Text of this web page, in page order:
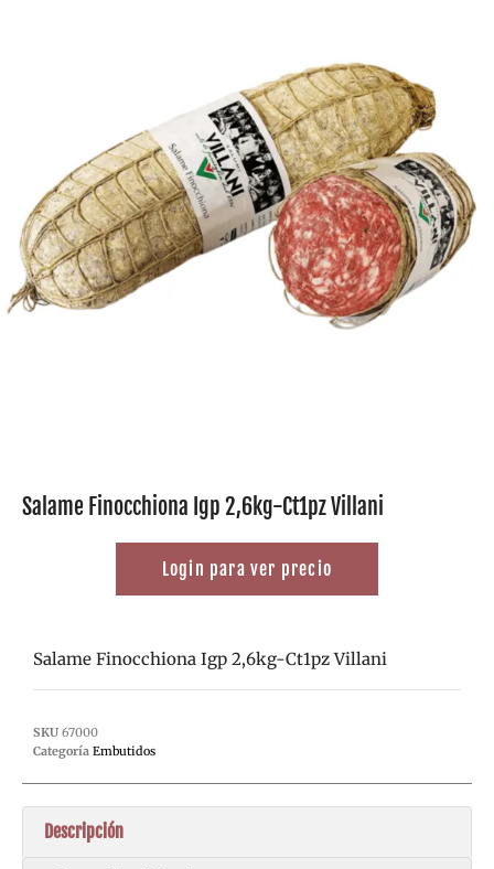
Salame Finocchiona Igp 2,6kg-Ct1pz Villani
Login para ver precio
Salame Finocchiona Igp 2,6kg-Ct1pz Villani
SKU 67000
Categoría Embutidos
Descripción